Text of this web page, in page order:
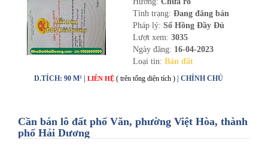
Tình trạng: Đang đăng bán
Pháp lý: Sổ Hồng Đầy Đủ
Lượt xem: 3035
Ngày đăng: 16-04-2023
Loại tin: Bán đất
D.TÍCH: 90 M² | LIÊN HỆ ( trên tổng diện tích ) | CHÍNH CHỦ
Cần bán lô đất phố Văn, phường Việt Hòa, thành
phố Hải Dương